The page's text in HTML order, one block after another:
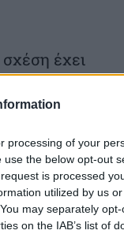
processing of your
the below opt-out
is processed
utilized by us
may separately
on the IAB’s list of
έχει
πριν 20
ανήκαν
φάσματος
για